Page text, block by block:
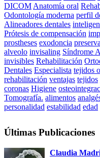
DICOMAnatomía oral
Odontología moderna perfil
Alineadores dentales
Prótesis de compensación
prostheses exodoncia
alveolo invisaling Síndrome
invisibles Rehabilitación
Dentales Especialista tejidos
rehabilitación ventajas tejidos
coronas Higiene
Tomografía. alimentos
personalidad estabilidad edad
Últimas Publicaciones
Claudia